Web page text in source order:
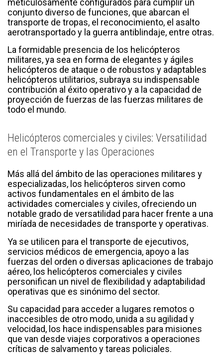
meticulosamente configurados para cumplir un
conjunto diverso de funciones, que abarcan el
transporte de tropas, el reconocimiento, el asalto
aerotransportado y la guerra antiblindaje, entre otras.
La formidable presencia de los helicópteros
militares, ya sea en forma de elegantes y ágiles
helicópteros de ataque o de robustos y adaptables
helicópteros utilitarios, subraya su indispensable
contribución al éxito operativo y a la capacidad de
proyección de fuerzas de las fuerzas militares de
todo el mundo.
Helicópteros comerciales y civiles: Versatilidad
en el Transporte y las Operaciones
Más allá del ámbito de las operaciones militares y
especializadas, los helicópteros sirven como
activos fundamentales en el ámbito de las
actividades comerciales y civiles, ofreciendo un
notable grado de versatilidad para hacer frente a una
miríada de necesidades de transporte y operativas.
Ya se utilicen para el transporte de ejecutivos,
servicios médicos de emergencia, apoyo a las
fuerzas del orden o diversas aplicaciones de trabajo
aéreo, los helicópteros comerciales y civiles
personifican un nivel de flexibilidad y adaptabilidad
operativas que es sinónimo del sector.
Su capacidad para acceder a lugares remotos o
inaccesibles de otro modo, unida a su agilidad y
velocidad, los hace indispensables para misiones
que van desde viajes corporativos a operaciones
críticas de salvamento y tareas policiales.